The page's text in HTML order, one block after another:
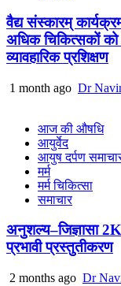
वैद्य संस्कारम्
अधिक चिकित्सकों को
व्यावहारिक प्रशिक्षण
1 month ago Dr
आज की औषधि
आयुर्वेद
आयुष दर्पण
मर्म
मर्म चिकित्सा
समाचार
अनुशल्य–जिज्ञासा
प्रभावी प्रस्तुतीकरण
2 months ago Dr